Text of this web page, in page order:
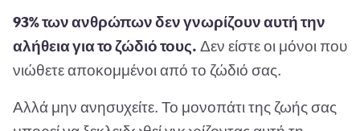
93% των ανθρώπων δεν γνωρίζουν αυτή την
αλήθεια για το ζώδιό τους. Δεν είστε οι μόνοι που
νιώθετε αποκομμένοι από το ζώδιό σας.
Αλλά μην ανησυχείτε. Το μονοπάτι της ζωής σας